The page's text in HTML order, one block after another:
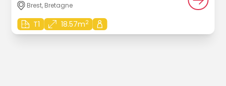
Brest, Bretagne
T1 18.57m2